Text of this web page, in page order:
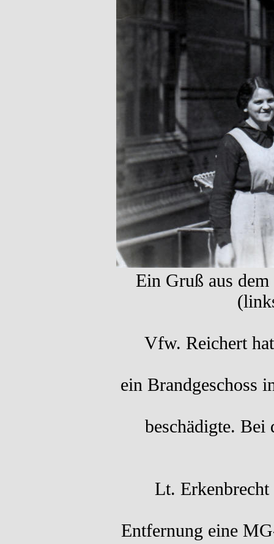
Ein Gruß aus
Vfw. Reichert
ein Brandgeschoss
beschädigte. Bei
Lt. Erkenbrecht
Entfernung eine